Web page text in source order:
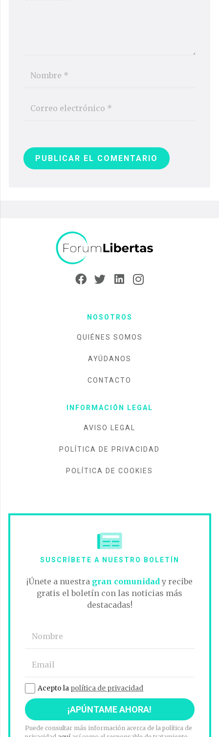
PUBLICAR EL COMENTARIO
NOSOTROS
QUIÉNES SOMOS
AYÚDANOS
CONTACTO
INFORMACIÓN LEGAL
AVISO LEGAL
POLÍTICA DE PRIVACIDAD
POLÍTICA DE COOKIES
SUSCRÍBETE A NUESTRO BOLETÍN
¡Únete a nuestra gran comunidad y recibe
gratis el boletín con las noticias más
destacadas!
Acepto la política de privacidad
Puede consultar más información acerca de la política de